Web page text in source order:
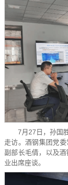
7月27日，孙国
走访。酒钢集团党
副部长毛倩，以及
业出席座谈。